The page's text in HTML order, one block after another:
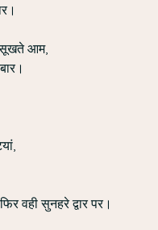
सूखते आम,
वही सुनहरे द्वार पर।